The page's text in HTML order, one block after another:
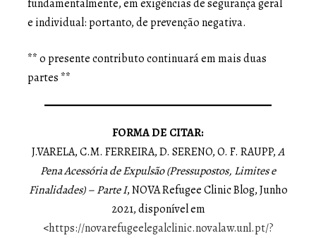
fundamentalmente, em exigências de segurança geral
e individual: portanto, de prevenção negativa.
** o presente contributo continuará em mais duas
partes **
FORMA DE CITAR:
J.VARELA, C.M. FERREIRA, D. SERENO, O. F. RAUPP,A
Pena Acessória de Expulsão (Pressupostos, Limites e
Finalidades) – Parte I, NOVA Refugee Clinic Blog, Junho
2021, disponível em
<https://novarefugeelegalclinic.novalaw.unl.pt/?